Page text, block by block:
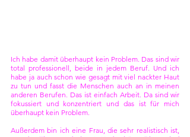
Ich habe damit überhaupt kein Problem. Das sind wir
total professionell, beide in jedem Beruf. Und ich
habe ja auch schon wie gesagt mit viel nackter Haut
zu tun und fasst die Menschen auch an in meinen
anderen Berufen. Das ist einfach Arbeit. Da sind wir
fokussiert und konzentriert und das ist für mich
überhaupt kein Problem.
Außerdem bin ich eine Frau, die sehr realistisch ist,